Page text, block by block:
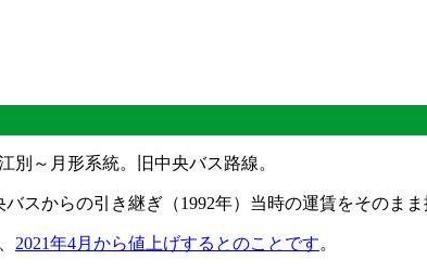
別～月形系統。旧中央バス路線。
スからの引き継ぎ（1992年）当時の運賃をそのま
2021年4月から値上げするとのことです。